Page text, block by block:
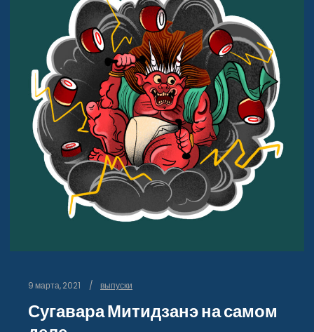
9 марта, 2021 выпуски
Сугавара Митидзанэ на самом